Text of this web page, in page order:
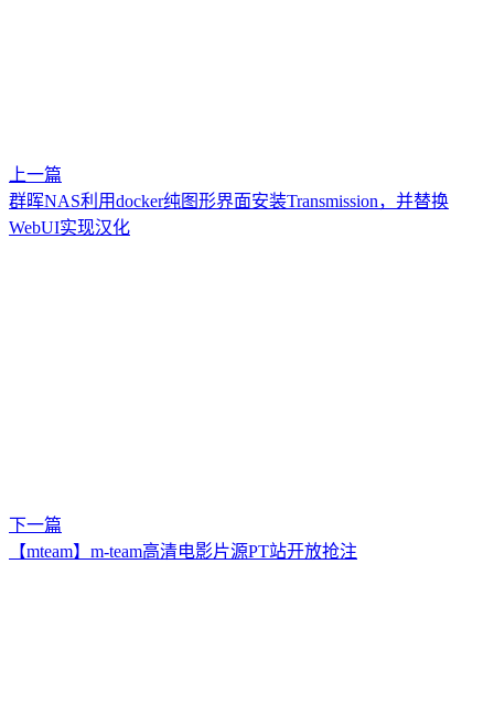
上一篇
群晖NAS利用docker纯图形界面安装Transmission，并替换
WebUI实现汉化
下一篇
【mteam】m-team高清电影片源PT站开放抢注